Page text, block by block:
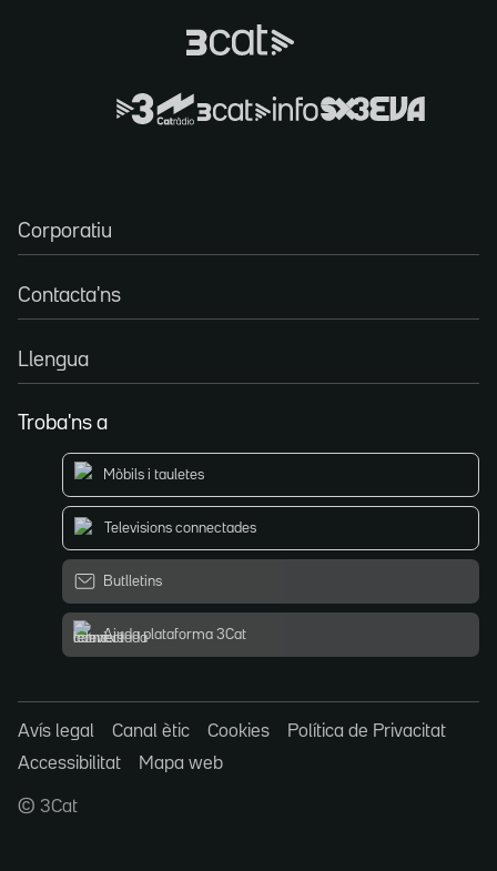
Corporatiu
Contacta'ns
Llengua
Troba'ns a
Mòbils i tauletes
Televisions connectades
Butlletins
Ajuda plataforma 3Cat
Avís legal Canal ètic Cookies
Política de Privacitat
Accessibilitat
Mapa web
© 3Cat